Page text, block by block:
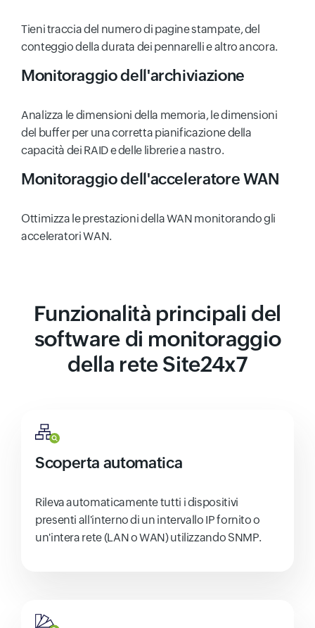
Tieni traccia del numero di pagine stampate, del
conteggio della durata dei pennarelli e altro ancora.
Monitoraggio dell'archiviazione
Analizza le dimensioni della memoria, le dimensioni
del buffer per una corretta pianificazione della
capacità dei RAID e delle librerie a nastro.
Monitoraggio dell'acceleratore WAN
Ottimizza le prestazioni della WAN monitorando gli
acceleratori WAN.
Funzionalità principali del
software di monitoraggio
della rete Site24x7
Scoperta automatica
Rileva automaticamente tutti i dispositivi
presenti all'interno di un intervallo IP fornito o
un'intera rete (LAN o WAN) utilizzando SNMP.